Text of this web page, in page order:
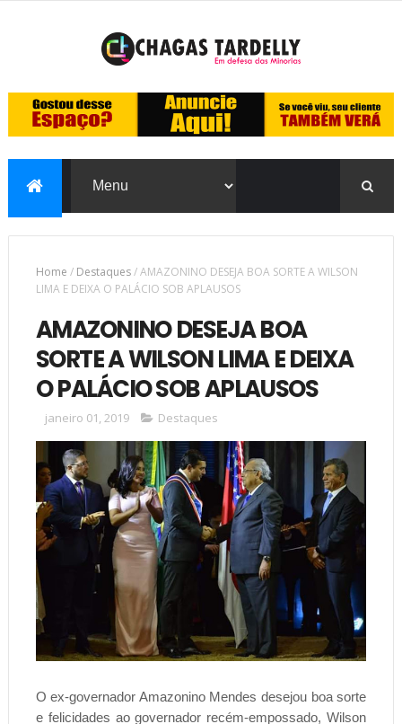
Home / Destaques/AMAZONINO DESEJA BOA SORTE A WILSON
LIMA E DEIXA O PALÁCIO SOB APLAUSOS
AMAZONINO DESEJA BOA
SORTE A WILSON LIMA E DEIXA
O PALÁCIO SOB APLAUSOS
janeiro 01, 2019 Destaques
O ex-governador Amazonino Mendes desejou boa sorte
e felicidades ao governador recém-empossado, Wilson